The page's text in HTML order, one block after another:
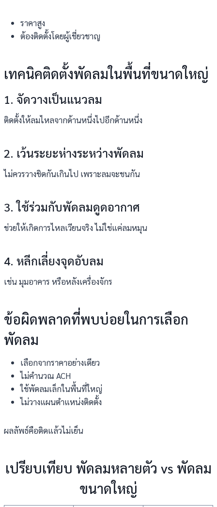
ราคาสูง
ต้องติดตั้งโดยผู้เชี่ยวชาญ
เทคนิคติดตั้งพัดลมในพื้นที่ขนาดใหญ่
1. จัดวางเป็นแนวลม
ติดตั้งให้ลมไหลจากด้านหนึ่งไปอีกด้านหนึ่ง
2. เว้นระยะห่างระหว่างพัดลม
ไม่ควรวางชิดกันเกินไป เพราะลมจะชนกัน
3. ใช้ร่วมกับพัดลมดูดอากาศ
ช่วยให้เกิดการไหลเวียนจริง ไม่ใช่แค่ลมหมุน
4. หลีกเลี่ยงจุดอับลม
เช่น มุมอาคาร หรือหลังเครื่องจักร
ข้อผิดพลาดที่พบบ่อยในการเลือก
พัดลม
เลือกจากราคาอย่างเดียว
ไม่คำนวณ ACH
ใช้พัดลมเล็กในพื้นที่ใหญ่
ไม่วางแผนตำแหน่งติดตั้ง
ผลลัพธ์คือติดแล้วไม่เย็น
เปรียบเทียบ พัดลมหลายตัว vs พัดลม
ขนาดใหญ่